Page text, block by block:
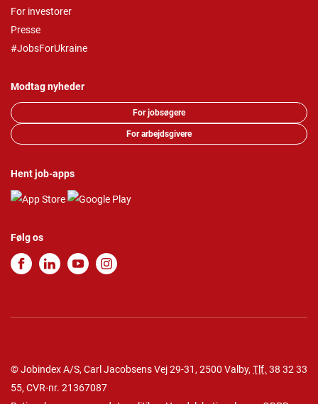
For investorer
Presse
#JobsForUkraine
Modtag nyheder
For jobsøgere
For arbejdsgivere
Hent job-apps
Følg os
© Jobindex A/S, Carl Jacobsens Vej 29-31, 2500 Valby, Tlf. 38 32 33
55, CVR-nr. 21367087